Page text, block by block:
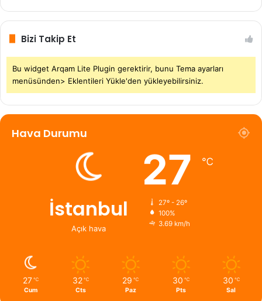
Bizi Takip Et
Bu widget Arqam Lite Plugin gerektirir, bunu Tema ayarları
menüsünden> Eklentileri Yükle'den yükleyebilirsiniz.
Hava Durumu
İstanbul
Açık hava
27 ℃
27º - 26º
100%
3.69 km/h
27 ℃
Cum
32 ℃
Cts
29 ℃
Paz
30 ℃
Pts
30 ℃
Sal